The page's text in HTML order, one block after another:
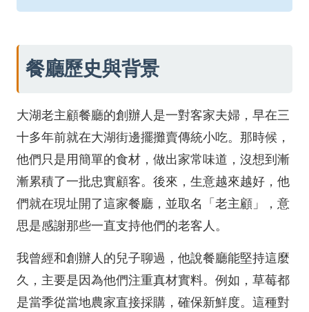
餐廳歷史與背景
大湖老主顧餐廳的創辦人是一對客家夫婦，早在三
十多年前就在大湖街邊擺攤賣傳統小吃。那時候，
他們只是用簡單的食材，做出家常味道，沒想到漸
漸累積了一批忠實顧客。後來，生意越來越好，他
們就在現址開了這家餐廳，並取名「老主顧」，意
思是感謝那些一直支持他們的老客人。
我曾經和創辦人的兒子聊過，他說餐廳能堅持這麼
久，主要是因為他們注重真材實料。例如，草莓都
是當季從當地農家直接採購，確保新鮮度。這種對